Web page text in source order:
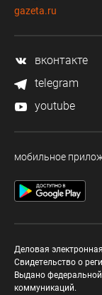
gazeta.ru
вконтакте
telegram
youtube
мобильное
Деловая
Свидетельство о
Выдано
коммуникаций.